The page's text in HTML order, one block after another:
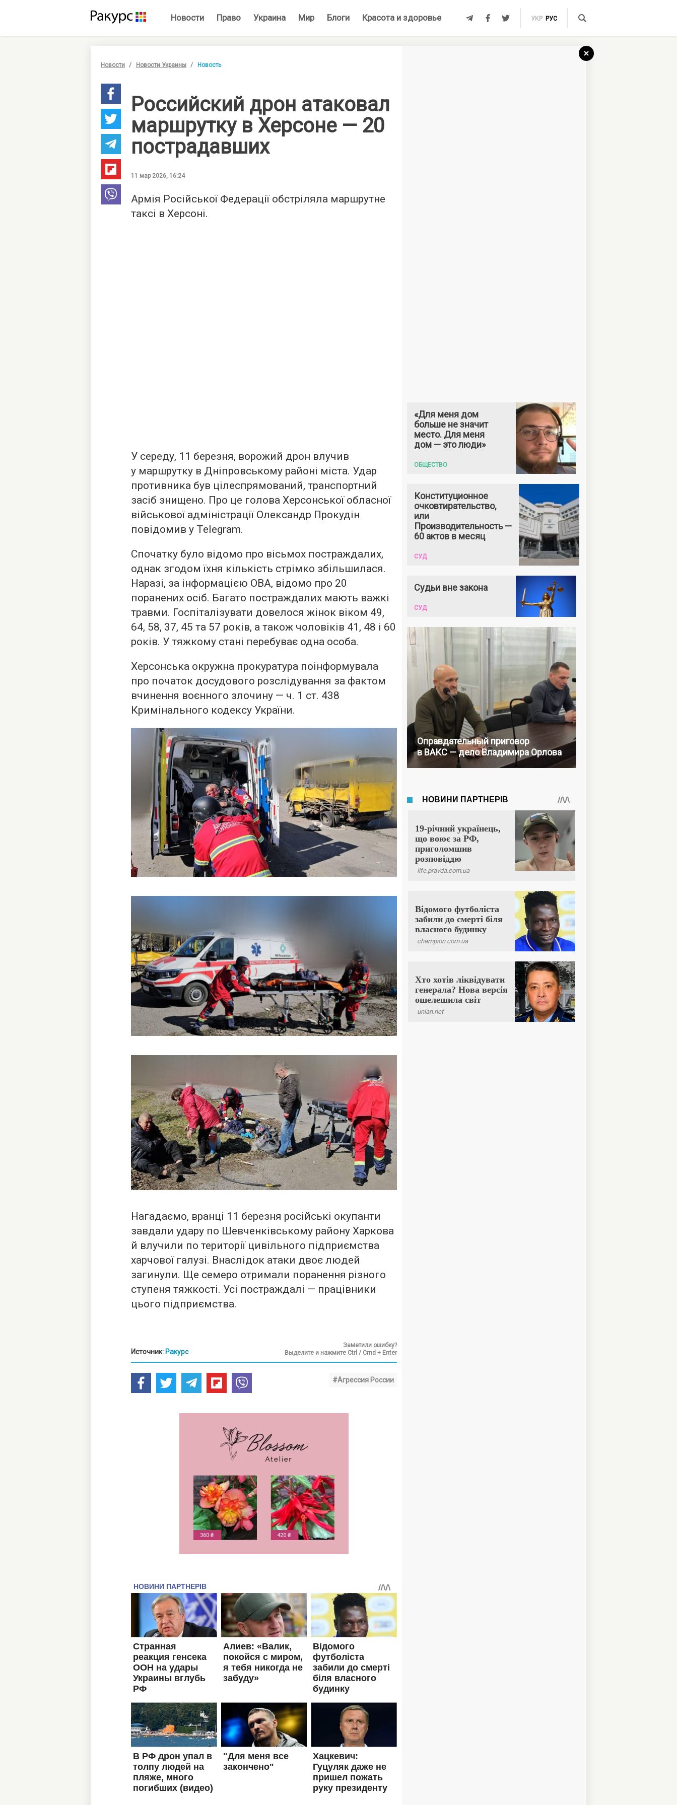
Новости Право Украина Мир Блоги Красота и здоровье УКР РУС
Новости Новости Украины Новость
Российский дрон атаковал
маршрутку в Херсоне — 20
пострадавших
11 мар 2026, 16:24
Армія Російської Федерації обстріляла маршрутне
таксі в Херсоні.
У середу, 11 березня, ворожий дрон влучив
у маршрутку в Дніпровському районі міста. Удар
противника був цілеспрямований, транспортний
засіб знищено. Про це голова Херсонської обласної
військової адміністрації Олександр Прокудін
повідомив у Telegram.
Спочатку було відомо про вісьмох постраждалих,
однак згодом їхня кількість стрімко збільшилася.
Наразі, за інформацією ОВА, відомо про 20
поранених осіб. Багато постраждалих мають важкі
травми. Госпіталізувати довелося жінок віком 49,
64, 58, 37, 45 та 57 років, а також чоловіків 41, 48 і 60
років. У тяжкому стані перебуває одна особа.
Херсонська окружна прокуратура поінформувала
про початок досудового розслідування за фактом
вчинення воєнного злочину — ч. 1 ст. 438
Кримінального кодексу України.
Нагадаємо, вранці 11 березня російські окупанти
завдали удару по Шевченківському району Харкова
й влучили по території цивільного підприємства
харчової галузі. Внаслідок атаки двоє людей
загинули. Ще семеро отримали поранення різного
ступеня тяжкості. Усі постраждалі — працівники
цього підприємства.
Источник: Ракурс
Заметили ошибку?
Выделите и нажмите Ctrl / Cmd + Enter
#Агрессия России
«Для меня дом
больше не значит
место. Для меня
дом — это люди»
ОБЩЕСТВО
Конституционное
очковтирательство,
или
Производительность —
60 актов в месяц
СУД
Судьи вне закона
СУД
Оправдательный приговор
в ВАКС — дело Владимира Орлова